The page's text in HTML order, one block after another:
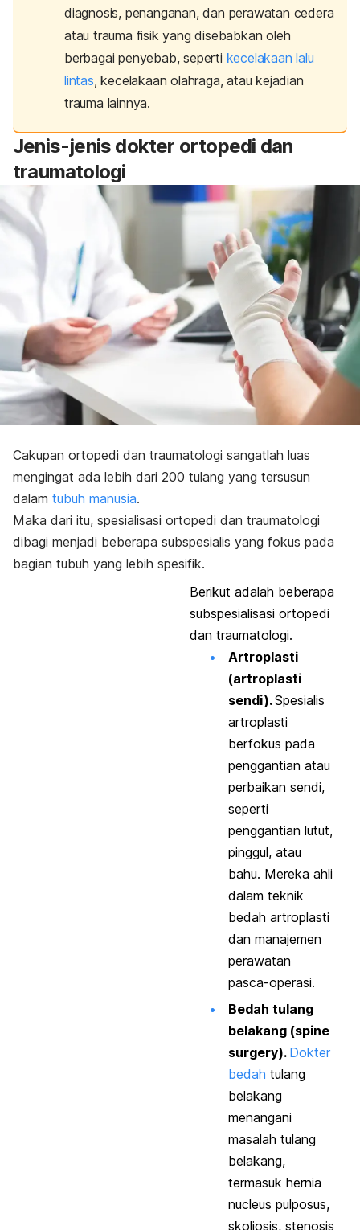
diagnosis, penanganan, dan perawatan cedera
atau trauma fisik yang disebabkan oleh
berbagai penyebab, seperti kecelakaan lalu
lintas, kecelakaan olahraga, atau kejadian
trauma lainnya.
Jenis-jenis dokter ortopedi dan
traumatologi
Cakupan ortopedi dan traumatologi sangatlah luas
mengingat ada lebih dari 200 tulang yang tersusun
dalam tubuh manusia.
Maka dari itu, spesialisasi ortopedi dan traumatologi
dibagi menjadi beberapa subspesialis yang fokus pada
bagian tubuh yang lebih spesifik.
Berikut adalah beberapa
subspesialisasi ortopedi
dan traumatologi.
Artroplasti
(artroplasti
sendi).Spesialis
artroplasti
berfokus pada
penggantian atau
perbaikan sendi,
seperti
penggantian lutut,
pinggul, atau
bahu. Mereka ahli
dalam teknik
bedah artroplasti
dan manajemen
perawatan
pasca-operasi.
Bedah tulang
belakang (spine
surgery). Dokter
bedah tulang
belakang
menangani
masalah tulang
belakang,
termasuk hernia
nucleus pulposus,
skoliosis, stenosis